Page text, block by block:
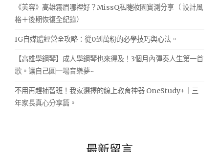
《美容》高雄霧眉哪裡好？MissQ私睫妝園實測分享（ 設計風
格＋後期恢復全紀錄）
IG自媒體經營全攻略：從0到萬粉的必學技巧與心法。
【高雄學鋼琴】成人學鋼琴也來得及！3個月內彈奏人生第一首
歌。讓自己圓一場音樂夢~
不用再趕補習班！我家選擇的線上教育神器 OneStudy+｜三
年家長真心分享篇。
最新留言